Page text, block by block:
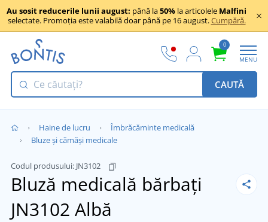
Au sosit reducerile lunii august: până la50% la articolele Malfini
selectate. Promoția este valabilă doar până pe 16 august.Cumpără.
0
MENU
CAUTĂ
Haine de lucru
Îmbrăcăminte medicală
Bluze și cămăși medicale
Codul produsului: JN3102
Bluză medicală bărbați
JN3102 Albă